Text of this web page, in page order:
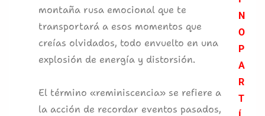
montaña rusa emocional que te
transportará a esos momentos que
creías olvidados, todo envuelto en una
explosión de energía y distorsión.
El término «reminiscencia» se refiere a
la acción de recordar eventos pasados,
N
O
P
A
R
T